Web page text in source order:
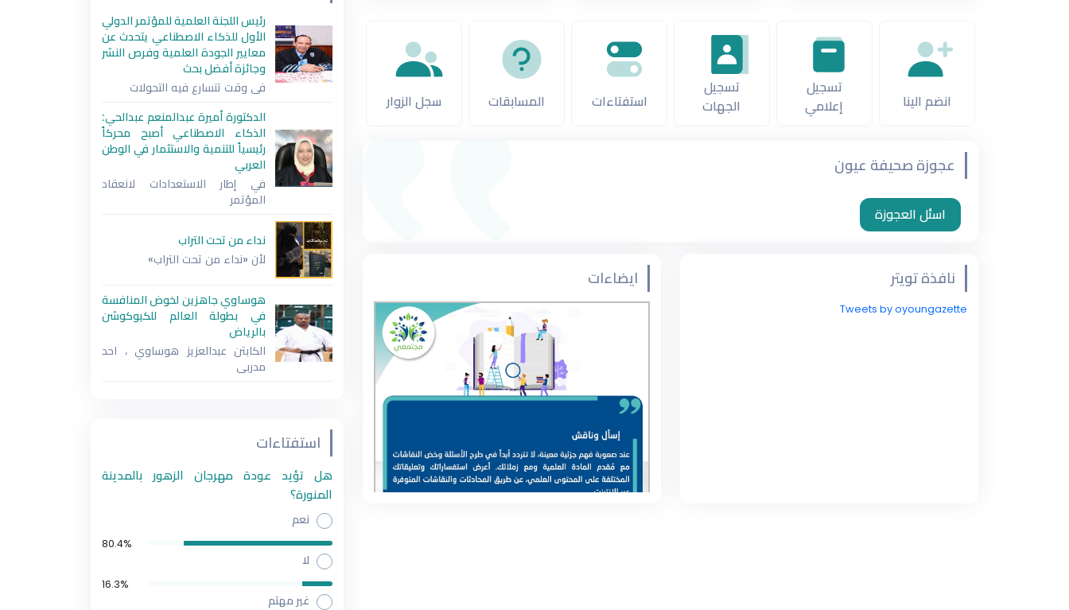
انضم الينا
تسجيل
إعلامي
تسجيل
الجهات
استفتاءات المسابقات سجل الزوار
عجوزة صحيفة عيون
اسئل العجوزة
نافذة تويتر
Tweets by oyoungazette
ايضاءات
رئيس اللجنة العلمية للمؤتمر الدولي
الأول للذكاء الاصطناعي يتحدث عن
معايير الجودة العلمية وفرص النشر
وجائزة أفضل بحث
في وقت تتسارع فيه التحولات
الدكتورة أميرة عبدالمنعم عبدالحي:
الذكاء الاصطناعي أصبح محركاً
رئيسياً للتنمية والاستثمار في الوطن
العربي
في إطار الاستعدادات لانعقاد
المؤتمر
نداء من تحت التراب
لأن «نداء من تحت التراب»
هوساوي جاهزين لخوض المنافسة
في بطولة العالم للكيوكوشن
بالرياض
الكابتن عبدالعزيز هوساوي ، احد
مدربي
استفتاءات
هل تؤيد عودة مهرجان الزهور بالمدينة
المنورة؟
نعم
80.4%
لا
16.3%
غير مهتم